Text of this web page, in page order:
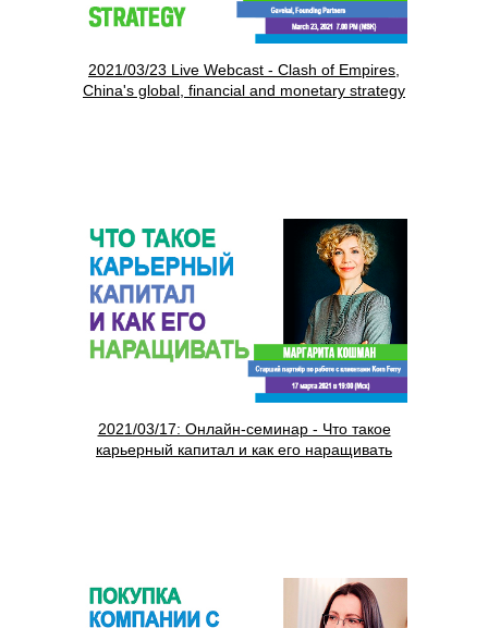
2021/03/23 Live Webcast - Clash of Empires,
China's global, financial and monetary strategy
2021/03/17: Онлайн-семинар - Что такое
карьерный капитал и как его наращивать